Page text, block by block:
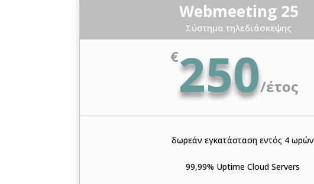
Webmeeting 25
Σύστημα τηλεδιάσκεψης
€250/έτος
δωρεάν εγκατάσταση εντός 4 ωρών
99,99% Uptime Cloud Servers